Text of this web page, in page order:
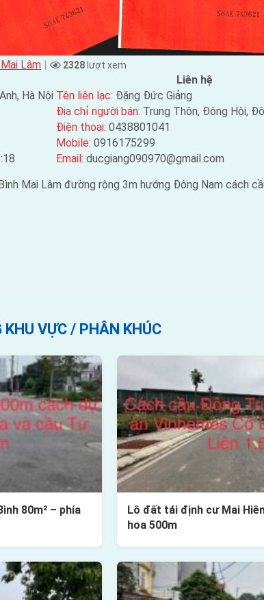
Lâm | 2328 lượt xem
Liên hệ
Hà Nội Tên liên lạc: Đặng Đức Giảng
Địa chỉ người bán: Trung Thôn, Đông Hội,
Điện thoại: 0438801041
Mobile: 0916175299
Email: ducgiang090970@gmail.com
Mai Lâm đường rộng 3m hướng Đông Nam cách
VỰC / PHÂN KHÚC
80m² – phía
Lô đất tái định cư Mai
hoa 500m